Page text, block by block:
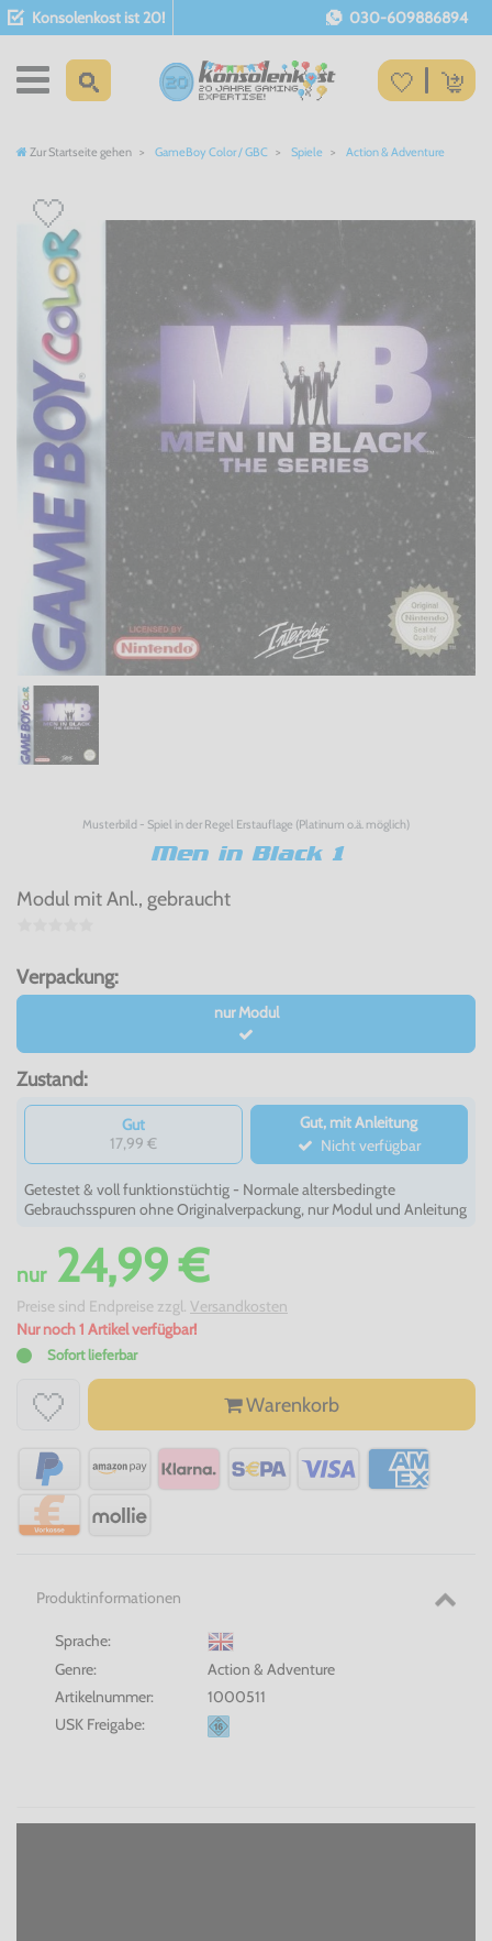
Konsolenkost ist 20! 030-609886894
Zur Startseite gehen GameBoy Color / GBC Spiele Action & Adventure
Musterbild - Spiel in der Regel Erstauflage (Platinum o.ä. möglich)
Men in Black 1
Modul mit Anl., gebraucht
Verpackung:
nur Modul
Zustand:
Gut
17,99 €
Gut, mit Anleitung
Nicht verfügbar
Getestet & voll funktionstüchtig - Normale altersbedingte
Gebrauchsspuren ohne Originalverpackung, nur Modul und Anleitung
nur24,99 €
Preise sind Endpreise zzgl. Versandkosten
Nur noch 1 Artikel verfügbar!
Sofort lieferbar
Warenkorb
Produktinformationen
Sprache:
Genre:
Action & Adventure
Artikelnummer:
1000511
USK Freigabe: